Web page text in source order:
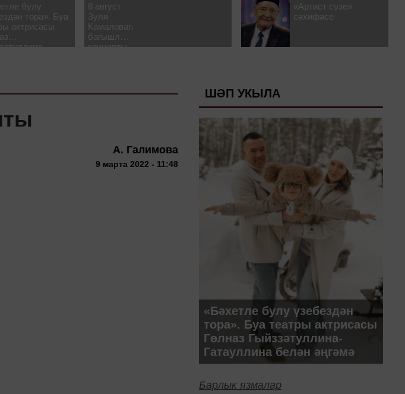
булу
тора». Буа
актрисасы
8 август
Зуля
Камаловага
багышлау
концерты
«Артист сүзе»
сәхифәсе
А. Галимова
9 марта 2022 - 11:48
ШӘП УКЫЛА
«Бәхетле булу үзебездән
тора». Буа театры актрисасы
Гөлназ Гыйззәтуллина-
Гатауллина белән әңгәмә
Барлык язмалар